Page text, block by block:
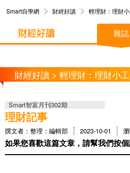
Smart自學網 財經好讀 輕理財：理財
雜誌
財經好讀 > 輕理財：理財小
Smart智富月刊302期
理財記事
撰文者：整理：編輯部 2023-10-01
如果您喜歡這篇文章，請幫我們按個